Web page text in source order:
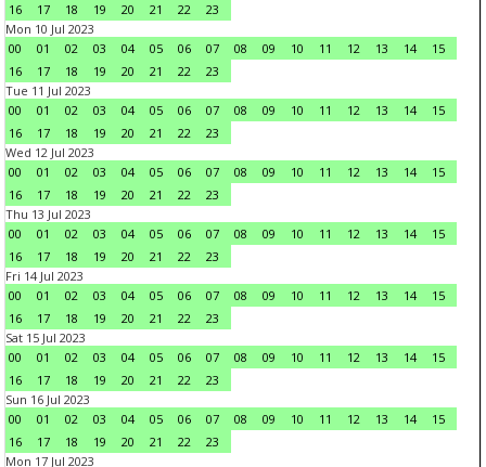
16
17 18 19 20 21 22
23
Mon 10 Jul 2023
00
01 02 03 04 05 06 07 08 09 10 11 12 13 14
15
16
17 18 19 20 21 22
23
Tue 11 Jul 2023
00
01 02 03 04 05 06 07 08 09 10 11 12 13 14
15
16
17 18 19 20 21 22
23
Wed 12 Jul 2023
00
01 02 03 04 05 06 07 08 09 10 11 12 13 14
15
16
17 18 19 20 21 22
23
Thu 13 Jul 2023
00
01 02 03 04 05 06 07 08 09 10 11 12 13 14
15
16
17 18 19 20 21 22
23
Fri 14 Jul 2023
00
01 02 03 04 05 06 07 08 09 10 11 12 13 14
15
16
17 18 19 20 21 22
23
Sat 15 Jul 2023
00
01 02 03 04 05 06 07 08 09 10 11 12 13 14
15
16
17 18 19 20 21 22
23
Sun 16 Jul 2023
00
01 02 03 04 05 06 07 08 09 10 11 12 13 14
15
16
17 18 19 20 21 22
23
Mon 17 Jul 2023